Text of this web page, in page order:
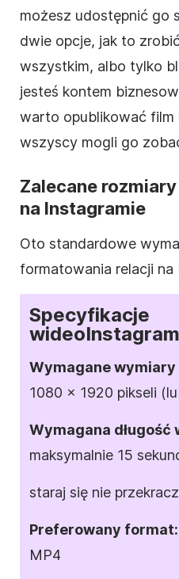
możesz udostępnić go
dwie opcje, jak to
wszystkim, albo tylko
jesteś kontem
warto opublikować film
wszyscy mogli go
Zalecane
na Instagramie
Oto standardowe
formatowania relacji na
Specyfikacje
wideoInstagram
Wymaganewymiary
1080 x 1920 pikseli
Wymagana długość
maksymalnie 15
staraj się nie
Preferowany format:
MP4